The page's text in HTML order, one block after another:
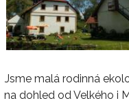
Jsme malá rodinná
na dohled od Velkého i